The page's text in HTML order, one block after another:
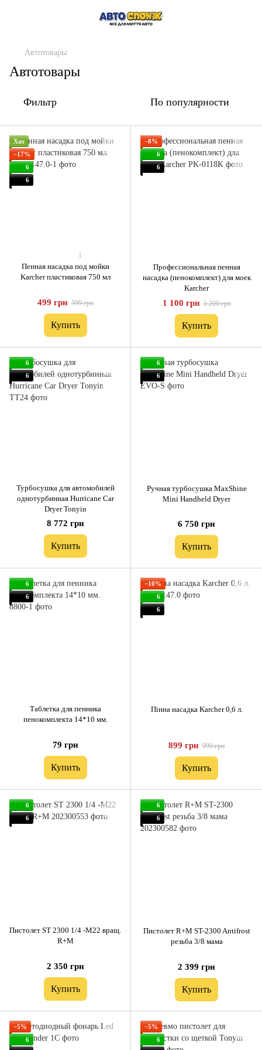
Автотовары
Автотовары
Фильтр По популярности
Хит
−17%
6
6
1
Пенная насадка под мойки
Karcher пластиковая 750 мл
499 грн 599 грн
Купить
−8%
6
6
Профессиональная пенная
насадка (пенокомплект) для моек
Karcher
1 100 грн 1 200 грн
Купить
6
6
Турбосушка для автомобилей
однотурбинная Hurricane Car
Dryer Tonyin
8 772 грн
Купить
6
6
Ручная турбосушка MaxShine
Mini Handheld Dryer
6 750 грн
Купить
6
6
Таблетка для пенника
пенокомплекта 14*10 мм.
79 грн
Купить
−10%
6
6
Пінна насадка Karcher 0,6 л.
899 грн 999 грн
Купить
6
6
Пистолет ST 2300 1/4 -M22 вращ.
R+M
2 350 грн
Купить
6
6
Пистолет R+M ST-2300 Antifrost
резьба 3/8 мама
2 399 грн
Купить
−5%
6
−5%
6